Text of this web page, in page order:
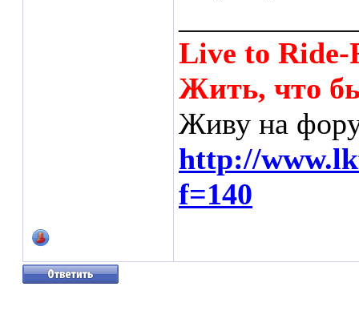
Live to
Жить, что
Живу на
http://
f=140